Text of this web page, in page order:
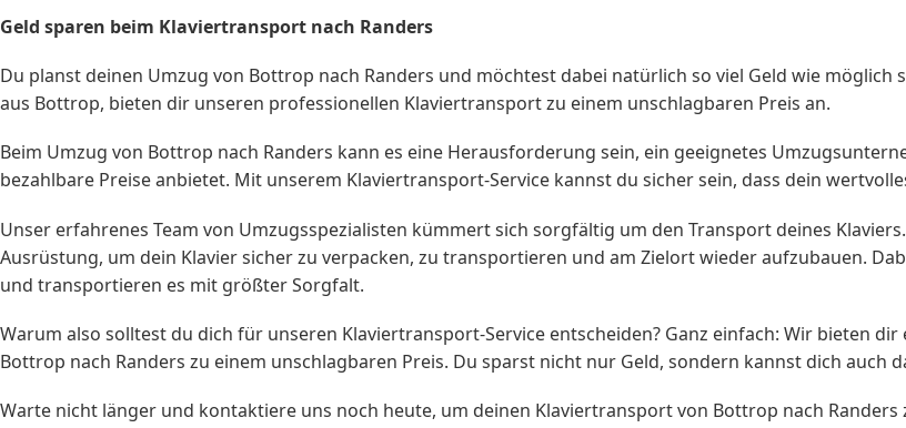
Geld sparen beim Klaviertransport nach Randers
Du planst deinen Umzug von Bottrop nach Randers und möchtest dabei natürlich so viel Geld wie
aus Bottrop, bieten dir unseren professionellen Klaviertransport zu einem unschlagbaren Preis an.
Beim Umzug von Bottrop nach Randers kann es eine Herausforderung sein, ein geeignetes
bezahlbare Preise anbietet. Mit unserem Klaviertransport-Service kannst du sicher sein, dass dein
Unser erfahrenes Team von Umzugsspezialisten kümmert sich sorgfältig um den Transport deines
Ausrüstung, um dein Klavier sicher zu verpacken, zu transportieren und am Zielort wieder aufzubauen.
und transportieren es mit größter Sorgfalt.
Warum also solltest du dich für unseren Klaviertransport-Service entscheiden? Ganz einfach: Wir bieten
Bottrop nach Randers zu einem unschlagbaren Preis. Du sparst nicht nur Geld, sondern kannst dich auch
Warte nicht länger und kontaktiere uns noch heute, um deinen Klaviertransport von Bottrop nach